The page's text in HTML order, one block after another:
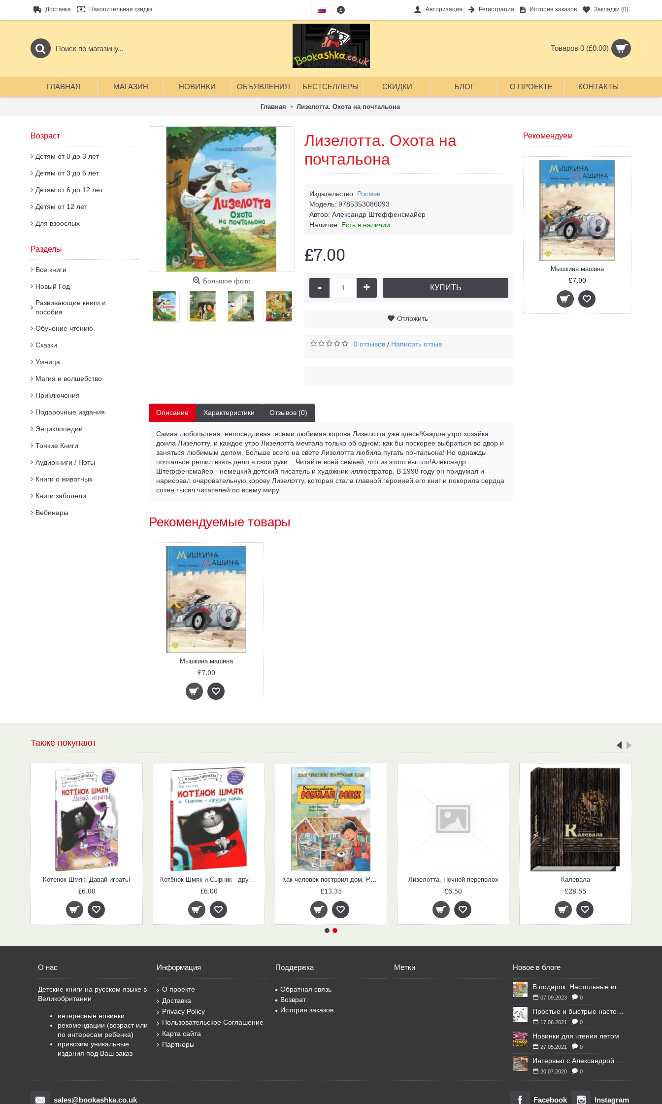
Доставка Накопительная скидка £ Авторизация Регистрация История заказов Закладки (0)
Товаров 0 (£0.00)
ГЛАВНАЯ МАГАЗИН НОВИНКИ ОБЪЯВЛЕНИЯ БЕСТСЕЛЛЕРЫ СКИДКИ БЛОГ О ПРОЕКТЕ КОНТАКТЫ
Главная Лизелотта. Охота на почтальона
Возраст
Детям от 0 до 3 лет
Детям от 3 до 6 лет
Детям от 6 до 12 лет
Детям от 12 лет
Для взрослых
Разделы
Все книги
Новый Год
Развивающие книги и
пособия
Обучение чтению
Сказки
Умница
Магия и волшебство
Приключения
Подарочные издания
Энциклопедии
Тонкие Книги
Аудиокниги / Ноты
Книги о животных
Книги заболели
Вебинары
Рекомендуем
Мышкина машина
£7.00
Большое фото
Лизелотта. Охота на
почтальона
Издательство: Росмэн
Модель: 9785353086093
Автор: Александр Штеффенсмайер
Наличие: Есть в наличии
£7.00
- + КУПИТЬ
Отложить
0 отзывов / Написать отзыв
Описание Характеристики Отзывов (0)
Самая любопытная, непоседливая, всеми любимая корова Лизелотта уже здесь!Каждое утро хозяйка
доила Лизелотту, и каждое утро Лизелотта мечтала только об одном: как бы поскорее выбраться во двор и
заняться любимым делом. Больше всего на свете Лизелотта любила пугать почтальона! Но однажды
почтальон решил взять дело в свои руки... Читайте всей семьей, что из этого вышло!Александр
Штеффенсмайер - немецкий детский писатель и художник-иллюстратор. В 1998 году он придумал и
нарисовал очаровательную корову Лизелотту, которая стала главной героиней его книг и покорила сердца
сотен тысяч читателей по всему миру.
Рекомендуемые товары
Мышкина машина
£7.00
Также покупают
Котенок Шмяк. Давай играть!
£6.00
Котёнок Шмяк и Сырник - друзья навек
£6.00
Как человек построил дом. Рассказывает Мулле Мек
£13.35
Лизелотта. Ночной переполох
£6.50
Калевала
£28.55
О нас
Детские книги на русском языке в
Великобритании
интересные новинки
рекомендации (возраст или
по интересам ребенка)
привозим уникальные
издания под Ваш заказ
Информация
О проекте
Доставка
Privacy Policy
Пользовательское Соглашение
Карта сайта
Партнеры
Поддержка
Обратная связь
Возврат
История заказов
Метки Новое в блоге
В подарок: Настольные игры для Ваших британских друзей
07.09.2023 0
Простые и быстрые настольные игры
17.06.2021 0
Новинки для чтения летом
27.05.2021 0
Интервью с Александрой Литвиной
20.07.2020 0
sales@bookashka.co.uk Facebook Instagram